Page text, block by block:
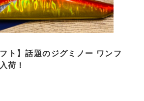
ト】話題のジグミノー ワンフ
荷！